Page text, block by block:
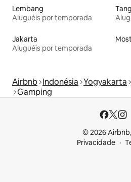
Lembang
Aluguéis por temporada
Jakarta
Aluguéis por temporada
Airbnb Indonésia Yogyakarta
Gamping
© 2026
Privacidade